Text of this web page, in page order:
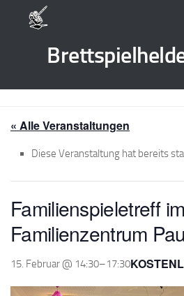
Zum Inhalt springen
« Alle Veranstaltungen
Diese Veranstaltung hat bereits
Familienspieletreff im
Familienzentrum
15. Februar @ 14:30–17:30